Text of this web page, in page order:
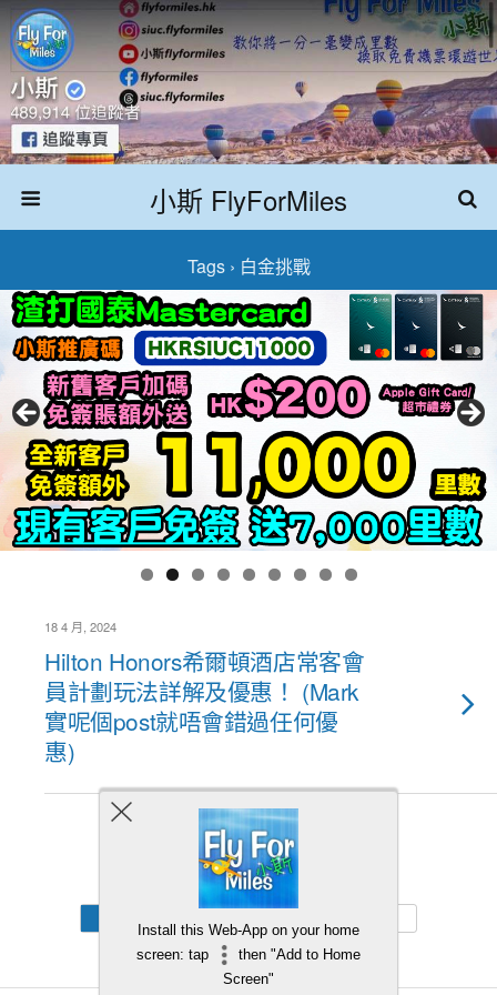
小斯 FlyForMiles
Tags › 白金挑戰
18 4 月, 2024
Hilton Honors希爾頓酒店常客會
員計劃玩法詳解及優惠！ (Mark
實呢個post就唔會錯過任何優
惠)
Back to top
Install this Web-App on your home
screen: tap
then "Add to Home
Screen"